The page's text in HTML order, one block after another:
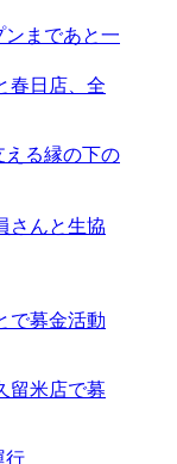
春日店、全
さんと生協
で募金活動
留米店で募